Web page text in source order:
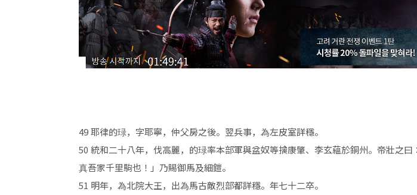
49 耶律的琭，字耶寧，仲父房之後。翌兵事，為左皮室詳穩。
50 統和二十八年，伐高麗，的琭率本部軍與盆奴等擒康肇、李玄蘊於銅州。帝壯之曰
真吾家千里駒也！」乃賜御馬及細鎧。
51 明年，為北院大王，出為馬古敵烈部都詳穩。年七十二卒。